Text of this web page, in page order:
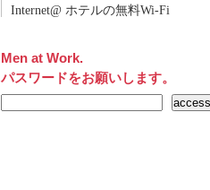
Internet@ ホテルの無料Wi-Fi
Men at Work.
パスワードをお願いします。